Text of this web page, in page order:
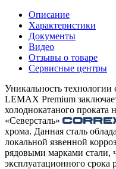
Описание
Характеристики
Документы
Видео
Отзывы о товаре
Сервисные центры
Уникальность технологии
LEMAX Premium
холоднокатаного проката
«Северсталь»
хрома. Данная сталь
локальной язвенной
рядовыми марками стали,
эксплуатационного